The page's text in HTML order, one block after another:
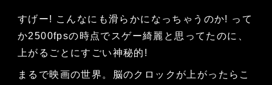
すげー! こんなにも滑らかになっちゃうのか! って
か2500fpsの時点でスゲー綺麗と思ってたのに、
上がるごとにすごい神秘的!
まるで映画の世界。脳のクロックが上がったらこ